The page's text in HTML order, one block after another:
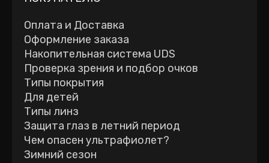
Оплата и Доставка
Оформление заказа
Накопительная система UDS
Проверка зрения и подбор очков
Типы покрытия
Для детей
Типы линз
Защита глаз в летний период
Чем опасен ультрафиолет?
Зимний сезон